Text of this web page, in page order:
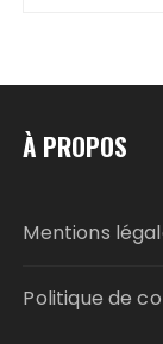
À PROPOS
Mentions
Politique de